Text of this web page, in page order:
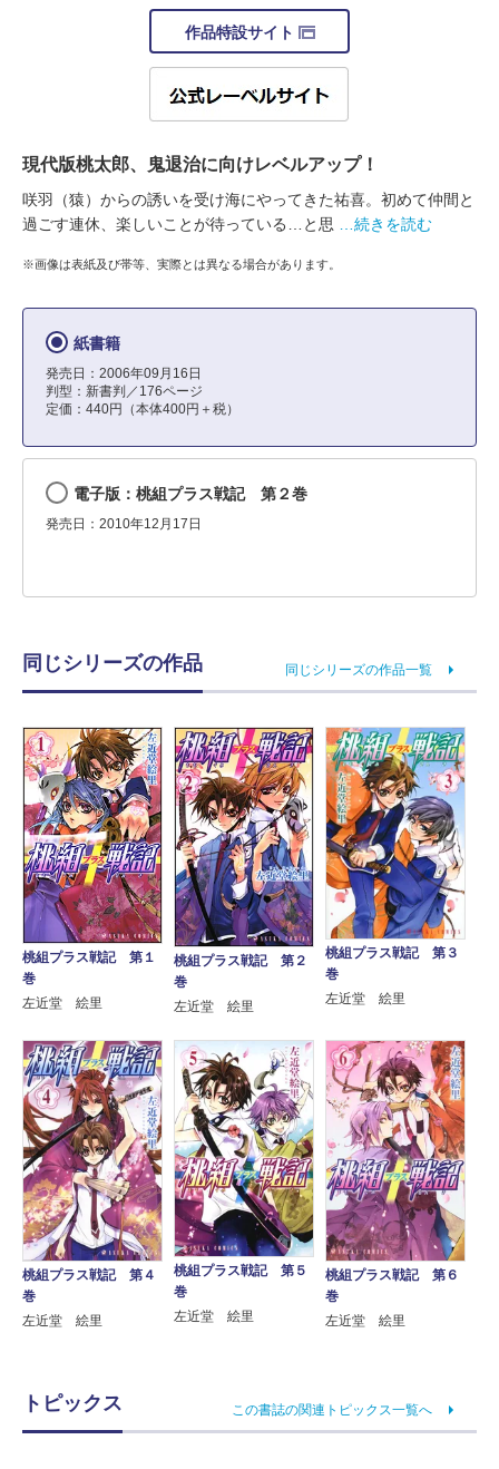
作品特設サイト
現代版桃太郎、鬼退治に向けレベルアップ！
咲羽（猿）からの誘いを受け海にやってきた祐喜。初めて仲間と
過ごす連休、楽しいことが待っている…と思
…続きを読む
※画像は表紙及び帯等、実際とは異なる場合があります。
紙書籍
発売日：2006年09月16日
判型：新書判／176ページ
定価：440円（本体400円＋税）
電子版：桃組プラス戦記 第２巻
発売日：2010年12月17日
同じシリーズの作品 同じシリーズの作品一覧
桃組プラス戦記 第１
巻
左近堂 絵里
桃組プラス戦記 第２
巻
左近堂 絵里
桃組プラス戦記 第３
巻
左近堂 絵里
桃組プラス戦記 第４
巻
左近堂 絵里
桃組プラス戦記 第５
巻
左近堂 絵里
桃組プラス戦記 第６
巻
左近堂 絵里
トピックス この書誌の関連トピックス一覧へ